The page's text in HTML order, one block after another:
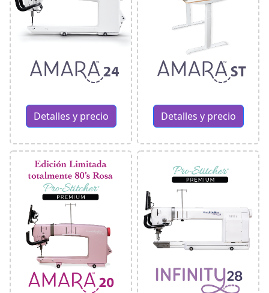
Detalles y precio Detalles y precio